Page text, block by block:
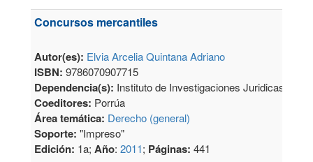
Concursos mercantiles
Autor(es): Elvia Arcelia Quintana Adriano
ISBN:9786070907715
Dependencia(s): Instituto de Investigaciones Juridicas
Coeditores: Porrúa
Área temática: Derecho (general)
Soporte: "Impreso"
Edición: 1a; Año:2011; Páginas:441